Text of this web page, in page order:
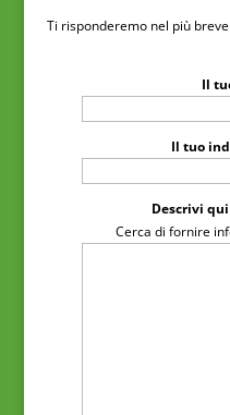
Ti risponderemo nel più
Il
Il tuo
Descrivi
Cerca di fornire